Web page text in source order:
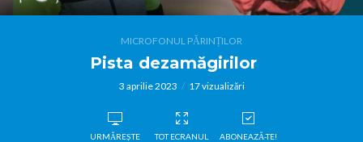
MICROFONUL PĂRINȚILOR
Pista dezamăgirilor
3 aprilie 2023 17 vizualizări
URMĂREȘTE
TOT ECRANUL ABONEAZĂ-TE!